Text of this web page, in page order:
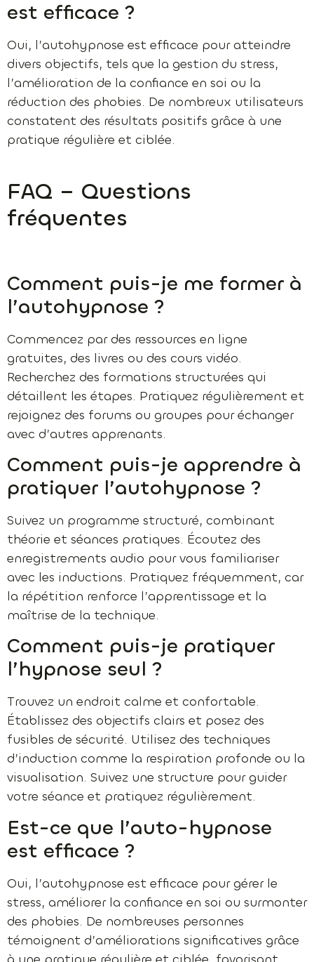
est efficace ?
Oui, l’autohypnose est efficace pour atteindre
divers objectifs, tels que la gestion du stress,
l’amélioration de la confiance en soi ou la
réduction des phobies. De nombreux utilisateurs
constatent des résultats positifs grâce à une
pratique régulière et ciblée.
FAQ – Questions
fréquentes
Comment puis-je me former à
l’autohypnose ?
Commencez par des ressources en ligne
gratuites, des livres ou des cours vidéo.
Recherchez des formations structurées qui
détaillent les étapes. Pratiquez régulièrement et
rejoignez des forums ou groupes pour échanger
avec d’autres apprenants.
Comment puis-je apprendre à
pratiquer l’autohypnose ?
Suivez un programme structuré, combinant
théorie et séances pratiques. Écoutez des
enregistrements audio pour vous familiariser
avec les inductions. Pratiquez fréquemment, car
la répétition renforce l’apprentissage et la
maîtrise de la technique.
Comment puis-je pratiquer
l’hypnose seul ?
Trouvez un endroit calme et confortable.
Établissez des objectifs clairs et posez des
fusibles de sécurité. Utilisez des techniques
d’induction comme la respiration profonde ou la
visualisation. Suivez une structure pour guider
votre séance et pratiquez régulièrement.
Est-ce que l’auto-hypnose
est efficace ?
Oui, l’autohypnose est efficace pour gérer le
stress, améliorer la confiance en soi ou surmonter
des phobies. De nombreuses personnes
témoignent d’améliorations significatives grâce